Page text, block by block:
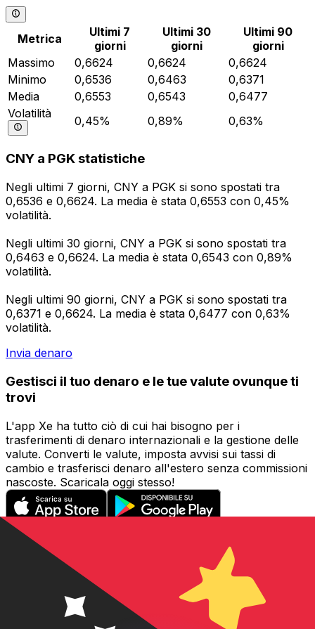
Metrica
Ultimi 7
giorni
Ultimi 30
giorni
Ultimi 90
giorni
Massimo
0,6624 0,6624
0,6624
Minimo
0,6536 0,6463
0,6371
Media
0,6553 0,6543
0,6477
Volatilità
0,45% 0,89% 0,63%
CNY a PGK statistiche
Negli ultimi 7 giorni, CNY a PGK si sono spostati tra
0,6536 e 0,6624. La media è stata 0,6553 con 0,45%
volatilità.
Negli ultimi 30 giorni, CNY a PGK si sono spostati tra
0,6463 e 0,6624. La media è stata 0,6543 con 0,89%
volatilità.
Negli ultimi 90 giorni, CNY a PGK si sono spostati tra
0,6371 e 0,6624. La media è stata 0,6477 con 0,63%
volatilità.
Invia denaro
Gestisci il tuo denaro e le tue valute ovunque ti
trovi
L'app Xe ha tutto ciò di cui hai bisogno per i
trasferimenti di denaro internazionali e la gestione delle
valute. Converti le valute, imposta avvisi sui tassi di
cambio e trasferisci denaro all'estero senza commissioni
nascoste. Scaricala oggi stesso!